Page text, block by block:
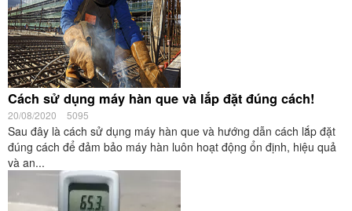
Cách sử dụng máy hàn que và lắp đặt đúng cách!
20/08/2020 5095
Sau đây là cách sử dụng máy hàn que và hướng dẫn cách lắp đặt
đúng cách để đảm bảo máy hàn luôn hoạt động ổn định, hiệu quả
và an...